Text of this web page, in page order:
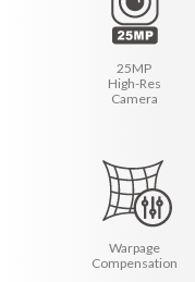
25MP
High-Res
Camera
Warpage
Compensation